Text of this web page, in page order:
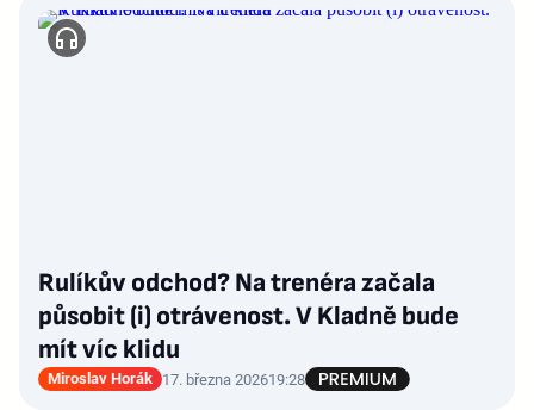
Rulíkův odchod? Na trenéra začala
působit (i) otrávenost. V Kladně bude
mít víc klidu
Miroslav Horák 17. března 202619:28